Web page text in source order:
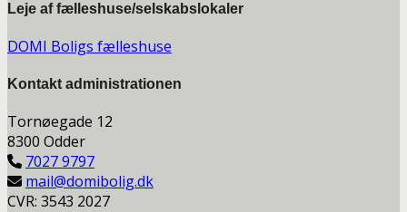
Leje af fælleshuse/selskabslokaler
DOMI Boligs fælleshuse
Kontakt administrationen
Tornøegade 12
8300 Odder
7027 9797
mail@domibolig.dk
CVR: 3543 2027